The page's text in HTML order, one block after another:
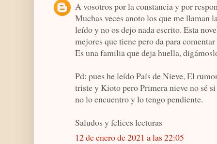
A vosotros por la constancia y por
Muchas veces anoto los que me llaman
leído y no os dejo nada escrito. Esta
mejores que tiene pero da para
Es una familia que deja huella,
Pd: pues he leído País de Nieve, El
triste y Kioto pero Primera nieve no sé
no lo encuentro y lo tengo pendiente.
Saludos y felices lecturas
12 de enero de 2021 a las 22:05